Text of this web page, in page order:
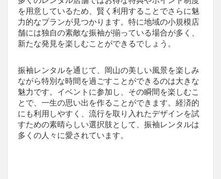
を用意しているため、賢く利用することでさらに魅
力的なプランが見つかります。特に地域の小規模店
舗には独自の素敵な振袖が揃っている場合が多く、
新たな発見を楽しむことができるでしょう。
振袖レンタルを通じて、岡山の美しい風景を楽しみ
ながら特別な時間を過ごすことができるのは大きな
魅力です。イベントに参加し、その瞬間を楽しむこ
とで、一生の思い出を作ることができます。経済的
にも利用しやすく、流行を取り入れたデザインを試
すための素晴らしい選択肢として、振袖レンタルは
多くの人々に愛されています。